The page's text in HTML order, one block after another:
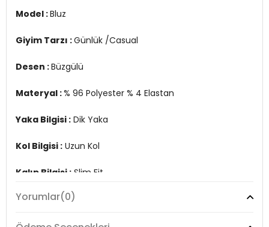
Üretim Yeri :Türkiye
Model :Bluz
Giyim Tarzı :Günlük /Casual
Desen :Büzgülü
Materyal :% 96 Polyester % 4 Elastan
Yaka Bilgisi : Dik Yaka
Kol Bilgisi : Uzun Kol
Kalıp Bilgisi : Slim Fit
Üretim Yeri :Türkiye
Yorumlar(0)